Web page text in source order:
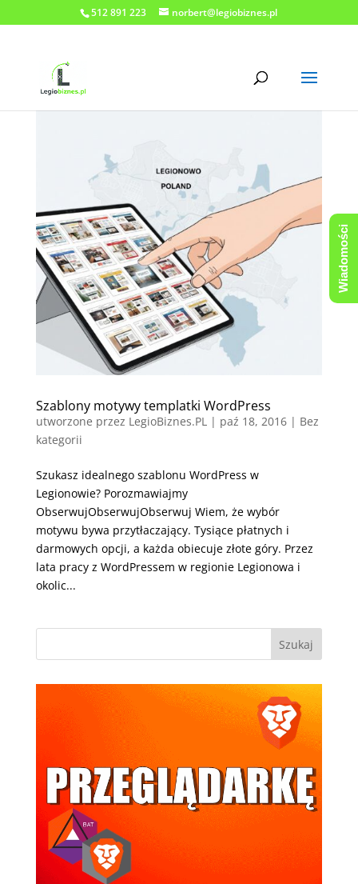
512 891 223 norbert@legiobiznes.pl
Szablony motywy templatki WordPress
utworzone przez LegioBiznes.PL | paź 18, 2016| Bez
kategorii
Szukasz idealnego szablonu WordPress w
Legionowie? Porozmawiajmy
ObserwujObserwujObserwuj Wiem, że wybór
motywu bywa przytłaczający. Tysiące płatnych i
darmowych opcji, a każda obiecuje złote góry. Przez
lata pracy z WordPressem w regionie Legionowa i
okolic...
Wiadomości